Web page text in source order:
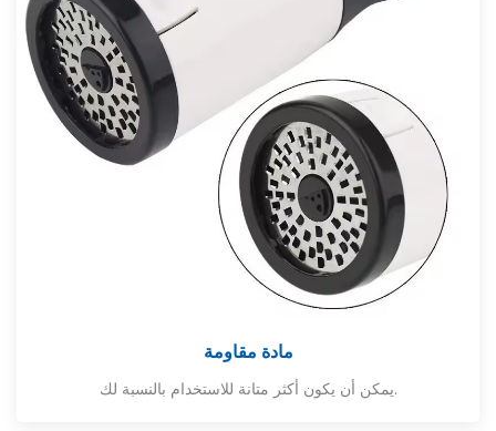
مادة مقاومة
يمكن أن يكون أكثر متانة للاستخدام بالنسبة لك.